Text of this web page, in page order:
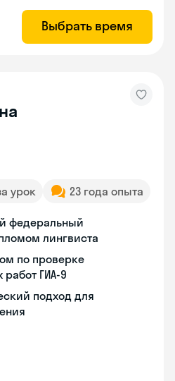
Выбрать время
урок 23 года опыта
федеральный
лингвиста
по проверке
ГИА-9
подход для